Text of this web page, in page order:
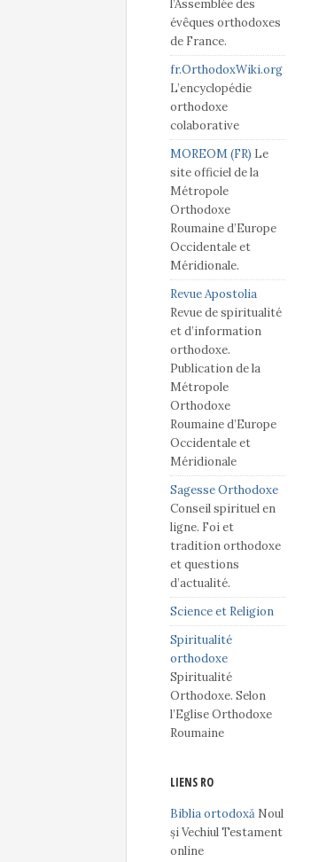
l’Assemblée des
évêques orthodoxes
de France.
fr.OrthodoxWiki.org
L’encyclopédie
orthodoxe
colaborative
MOREOM (FR) Le
site officiel de la
Métropole
Orthodoxe
Roumaine d’Europe
Occidentale et
Méridionale.
Revue Apostolia
Revue de spiritualité
et d’information
orthodoxe.
Publication de la
Métropole
Orthodoxe
Roumaine d’Europe
Occidentale et
Méridionale
Sagesse Orthodoxe
Conseil spirituel en
ligne. Foi et
tradition orthodoxe
et questions
d’actualité.
Science et Religion
Spiritualité
orthodoxe
Spiritualité
Orthodoxe. Selon
l’Eglise Orthodoxe
Roumaine
LIENS RO
Biblia ortodoxă Noul
și Vechiul Testament
online